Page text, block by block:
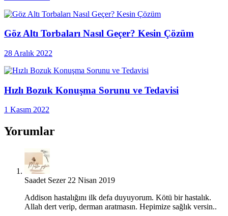
Göz Altı Torbaları Nasıl Geçer? Kesin Çözüm
28 Aralık 2022
Hızlı Bozuk Konuşma Sorunu ve Tedavisi
1 Kasım 2022
Yorumlar
Saadet Sezer 22 Nisan 2019
Addison hastalığını ilk defa duyuyorum. Kötü bir hastalık.
Allah dert verip, derman aratmasın. Hepimize sağlık versin..